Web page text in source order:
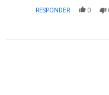
RESPONDER 0